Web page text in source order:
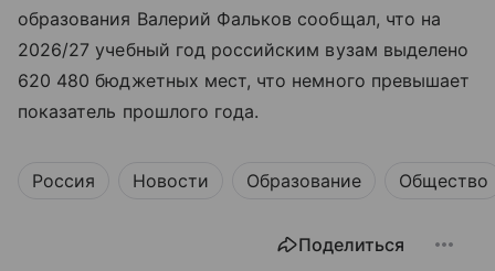
образования Валерий Фальков сообщал, что на
2026/27 учебный год российским вузам выделено
620 480 бюджетных мест, что немного превышает
показатель прошлого года.
Россия Новости Образование Общество
Поделиться